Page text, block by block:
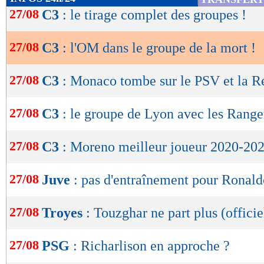
de
OK
27/08 C3 : le tirage complet des groupes !
27/08 C3 : l'OM dans le groupe de la mort !
27/08 C3 : Monaco tombe sur le PSV et la
27/08 C3 : le groupe de Lyon avec les
27/08 C3 : Moreno meilleur joueur 2020-
27/08 Juve : pas d'entraînement pour
27/08 Troyes : Touzghar ne part plus
27/08 PSG : Richarlison en approche ?